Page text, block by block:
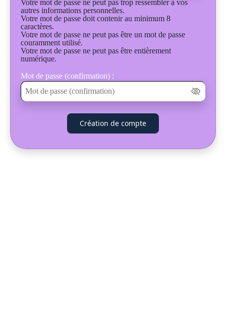
Votre mot de passe ne peut pas trop ressembler à vos
autres informations personnelles.
Votre mot de passe doit contenir au minimum 8
caractères.
Votre mot de passe ne peut pas être un mot de passe
couramment utilisé.
Votre mot de passe ne peut pas être entièrement
numérique.
Mot de passe (confirmation) :
Création de compte